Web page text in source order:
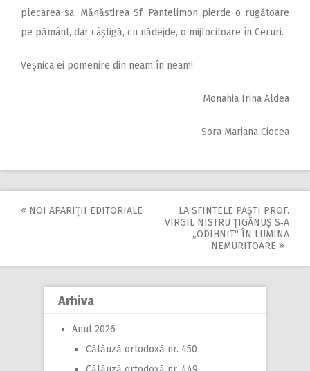
plecarea sa, Mănăstirea Sf. Pantelimon pierde o rugătoare
pe pământ, dar câștigă, cu nădejde, o mijlocitoare în Ceruri.
Veșnica ei pomenire din neam în neam!
Monahia Irina Aldea
Sora Mariana Ciocea
NOI APARIŢII EDITORIALE
LA SFINTELE PAŞTI PROF.
VIRGIL NISTRU ȚIGĂNUȘ S‑A
„ODIHNIT“ ÎN LUMINA
NEMURITOARE
Arhiva
Anul 2026
Călăuză ortodoxă nr. 450